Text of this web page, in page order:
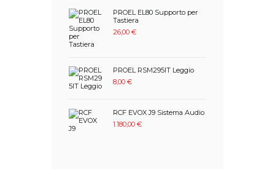
PROEL EL80 Supporto per
Tastiera
26,00€
PROEL RSM295IT Leggio
8,00€
RCF EVOX J9 Sistema Audio
1.180,00€